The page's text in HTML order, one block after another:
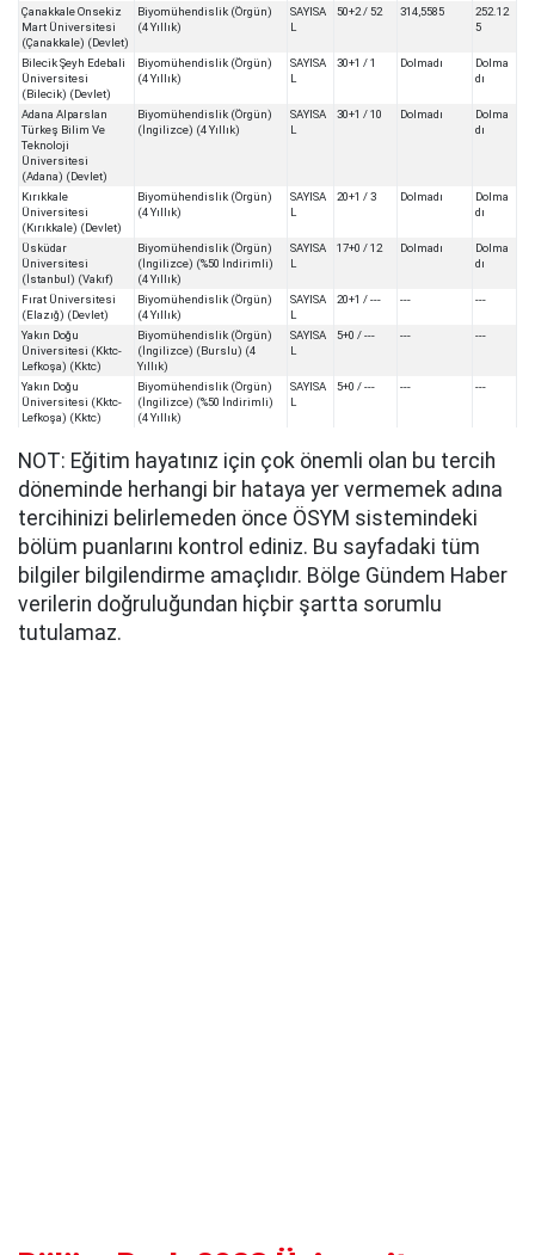
Çanakkale Onsekiz
Mart Üniversitesi
(Çanakkale) (Devlet)
Biyomühendislik (Örgün)
(4 Yıllık)
SAYISA
L
50+2 / 52 314,5585
252.12
5
Bilecik Şeyh Edebali
Üniversitesi
(Bilecik) (Devlet)
Biyomühendislik (Örgün)
(4 Yıllık)
SAYISA
L
30+1 / 1 Dolmadı
Dolma
dı
Adana Alparslan
Türkeş Bilim Ve
Teknoloji
Üniversitesi
(Adana) (Devlet)
Biyomühendislik (Örgün)
(İngilizce) (4 Yıllık)
SAYISA
L
30+1 / 10 Dolmadı
Dolma
dı
Kırıkkale
Üniversitesi
(Kırıkkale) (Devlet)
Biyomühendislik (Örgün)
(4 Yıllık)
SAYISA
L
20+1 / 3 Dolmadı
Dolma
dı
Üsküdar
Üniversitesi
(İstanbul) (Vakıf)
Biyomühendislik (Örgün)
(İngilizce) (%50 İndirimli)
(4 Yıllık)
SAYISA
L
17+0 / 12 Dolmadı
Dolma
dı
Fırat Üniversitesi
(Elazığ) (Devlet)
Biyomühendislik (Örgün)
(4 Yıllık)
SAYISA
L
20+1 / --- --- ---
Yakın Doğu
Üniversitesi (Kktc-
Lefkoşa) (Kktc)
Biyomühendislik (Örgün)
(İngilizce) (Burslu) (4
Yıllık)
SAYISA
L
5+0 / --- --- ---
Yakın Doğu
Üniversitesi (Kktc-
Lefkoşa) (Kktc)
Biyomühendislik (Örgün)
(İngilizce) (%50 İndirimli)
(4 Yıllık)
SAYISA
L
5+0 / --- --- ---
NOT: Eğitim hayatınız için çok önemli olan bu tercih
döneminde herhangi bir hataya yer vermemek adına
tercihinizi belirlemeden önce ÖSYM sistemindeki
bölüm puanlarını kontrol ediniz. Bu sayfadaki tüm
bilgiler bilgilendirme amaçlıdır. Bölge Gündem Haber
verilerin doğruluğundan hiçbir şartta sorumlu
tutulamaz.